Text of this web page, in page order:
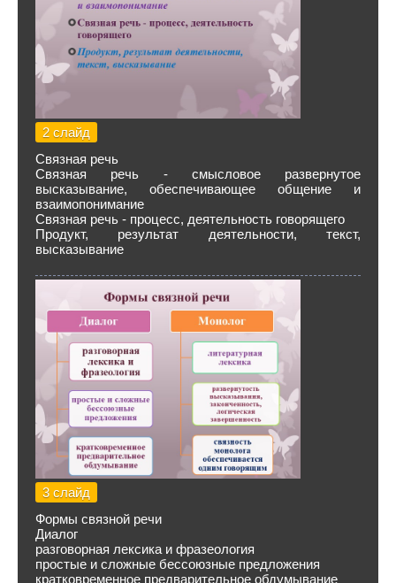
2 слайд
Связная речь
Связная речь - смысловое развернутое
высказывание, обеспечивающее общение и
взаимопонимание
Связная речь - процесс, деятельность говорящего
Продукт, результат деятельности, текст,
высказывание
3 слайд
Формы связной речи
Диалог
разговорная лексика и фразеология
простые и сложные бессоюзные предложения
кратковременное предварительное обдумывание